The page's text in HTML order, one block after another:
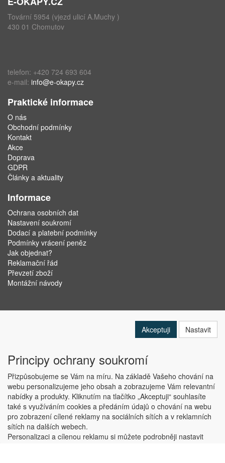
Tovární 5954 (vjezd ulicí A.Muchy )
430 01 Chomutov
telefon: +420 724 693 604
e-mail: info@e-okapy.cz
Praktické informace
O nás
Obchodní podmínky
Kontakt
Akce
Doprava
GDPR
Články a aktuality
Informace
Ochrana osobních dat
Nastavení soukromí
Dodací a platební podmínky
Podmínky vrácení peněz
Jak objednat?
Reklamační řád
Převzetí zboží
Montážní návody
Copyright © ABRA Software a.s. 2019
Akceptuji Nastavit
Principy ochrany soukromí
Přizpůsobujeme se Vám na míru. Na základě Vašeho chování na
webu personalizujeme jeho obsah a zobrazujeme Vám relevantní
nabídky a produkty. Kliknutím na tlačítko „Akceptuji“ souhlasíte
také s využíváním cookies a předáním údajů o chování na webu
pro zobrazení cílené reklamy na sociálních sítích a v reklamních
sítích na dalších webech.
Personalizaci a cílenou reklamu si můžete podrobněji nastavit